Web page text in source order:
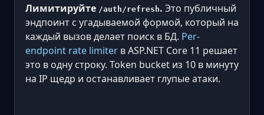
Лимитируйте /auth/refresh. Это публичный
эндпоинт с угадываемой формой, который на
каждый вызов делает поиск в БД. Per-
endpoint rate limiter в ASP.NET Core 11 решает
это в одну строку. Token bucket из 10 в минуту
на IP щедр и останавливает глупые атаки.